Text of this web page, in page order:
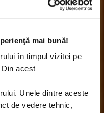
mai bună!
în timpul vizitei pe
acest
Unele dintre aceste
de vedere tehnic,